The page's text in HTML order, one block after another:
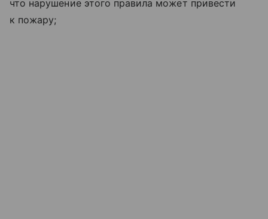
что нарушение этого правила может привести
к пожару;